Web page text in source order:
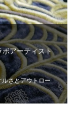
ボアーティスト
さとアウトロー